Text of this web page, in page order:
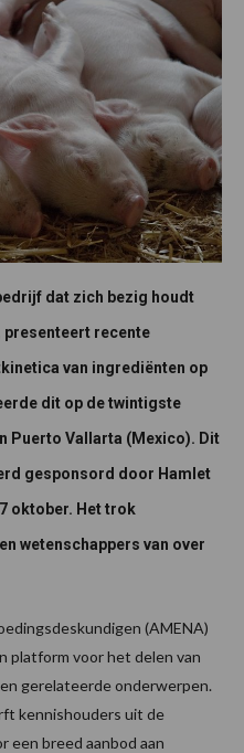
dat zich bezig houdt
recente
van ingrediënten op
dit op de twintigste
Puerto Vallarta (Mexico). Dit
gesponsord door Hamlet
oktober. Het trok
wetenschappers van over
(AMENA)
platform voor het delen van
gerelateerde onderwerpen.
kennishouders uit de
een breed aanbod aan